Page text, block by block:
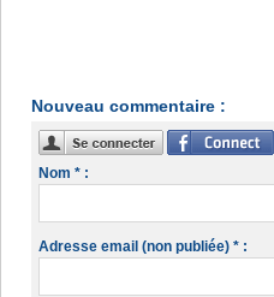
Nouveau commentaire :
Nom * :
Adresse email (non publiée) * :